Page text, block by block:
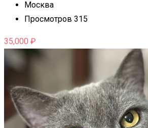
Москва
Просмотров 315
35,000 ₽